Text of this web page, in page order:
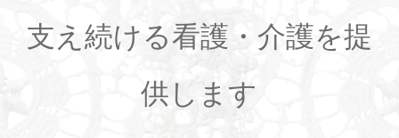
支え続ける看護・介護を提
供します